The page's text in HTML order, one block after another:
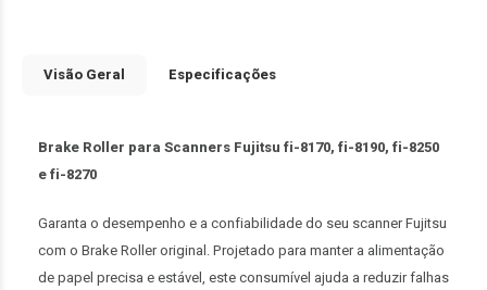
Visão Geral Especificações
Brake Roller para Scanners Fujitsu fi-8170, fi-8190, fi-8250
e fi-8270
Garanta o desempenho e a confiabilidade do seu scanner Fujitsu
com o Brake Roller original. Projetado para manter a alimentação
de papel precisa e estável, este consumível ajuda a reduzir falhas